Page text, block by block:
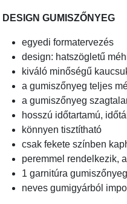
DESIGN GUMISZŐNYEG
egyedi formatervezés
design: hatszögletű
kiváló minőségű
a gumiszőnyeg teljes
a gumiszőnyeg
hosszú időtartamú,
könnyen tisztítható
csak fekete színben
peremmel rendelkezik,
1 garnitúra gumiszőnyeg
neves gumigyárból